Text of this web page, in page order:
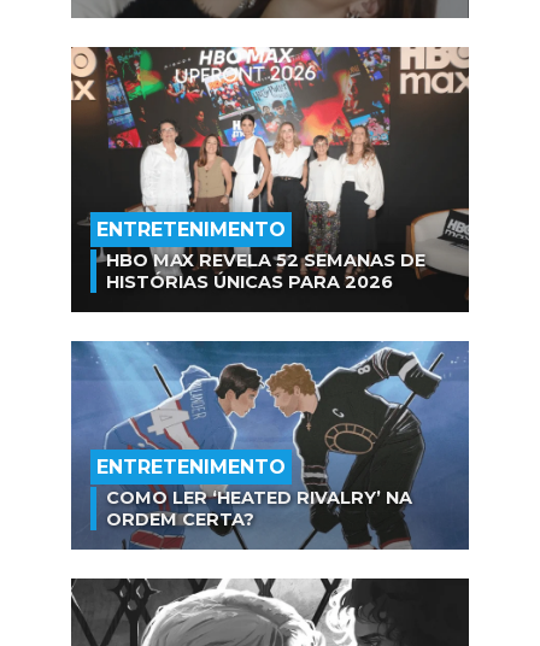
ENTRETENIMENTO
HBO MAX REVELA 52 SEMANAS DE
HISTÓRIAS ÚNICAS PARA 2026
ENTRETENIMENTO
COMO LER ‘HEATED RIVALRY’ NA
ORDEM CERTA?